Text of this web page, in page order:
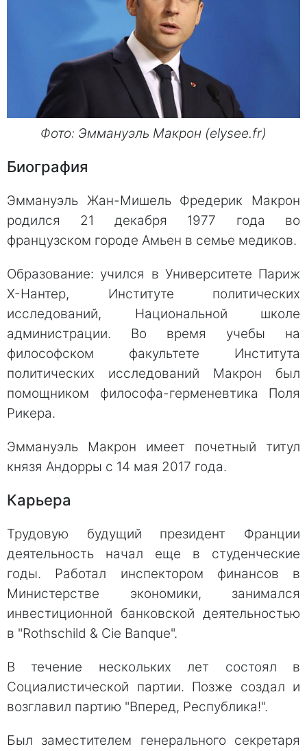
Фото: Эммануэль Макрон (elysee.fr)
Биография
Эммануэль Жан-Мишель Фредерик Макрон
родился 21 декабря 1977 года во
французском городе Амьен в семье медиков.
Образование: учился в Университете Париж
X-Нантер, Институте политических
исследований, Национальной школе
администрации. Во время учебы на
философском факультете Института
политических исследований Макрон был
помощником философа-герменевтика Поля
Рикера.
Эммануэль Макрон имеет почетный титул
князя Андорры с 14 мая 2017 года.
Карьера
Трудовую будущий президент Франции
деятельность начал еще в студенческие
годы. Работал инспектором финансов в
Министерстве экономики, занимался
инвестиционной банковской деятельностью
в "Rothschild & Cie Banque".
В течение нескольких лет состоял в
Социалистической партии. Позже создал и
возглавил партию "Вперед, Республика!".
Был заместителем генерального секретаря